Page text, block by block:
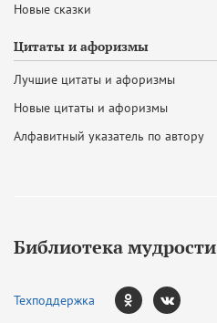
Новые сказки
Цитаты и афоризмы
Лучшие цитаты и афоризмы
Новые цитаты и афоризмы
Алфавитный указатель по автору
Библиотека мудрости
Техподдержка